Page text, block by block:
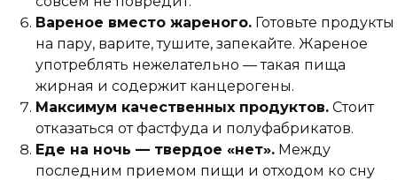
Вареное вместо жареного. Готовьте продукты
на пару, варите, тушите, запекайте. Жареное
употреблять нежелательно — такая пища
жирная и содержит канцерогены.
Максимум качественных продуктов. Стоит
отказаться от фастфуда и полуфабрикатов.
Еде на ночь — твердое «нет». Между
последним приемом пищи и отходом ко сну